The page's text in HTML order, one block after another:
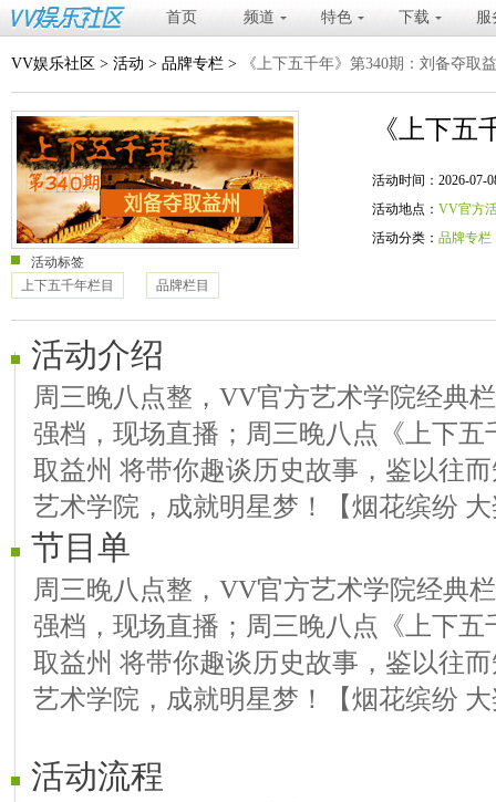
首页 频道 特色 下载 服
VV娱乐社区 > 活动 > 品牌专栏 > 《上下五千年》第340期：刘备夺取
《上下五
活动时间：2026-07-
活动地点： VV官方
活动分类： 品牌专栏
活动标签
上下五千年栏目
品牌栏目
活动介绍
周三晚八点整，VV官方艺术学院经典
强档，现场直播；周三晚八点《上下五
取益州 将带你趣谈历史故事，鉴以往
艺术学院，成就明星梦！【烟花缤纷
节目单
周三晚八点整，VV官方艺术学院经典
强档，现场直播；周三晚八点《上下五
取益州 将带你趣谈历史故事，鉴以往
艺术学院，成就明星梦！【烟花缤纷
活动流程